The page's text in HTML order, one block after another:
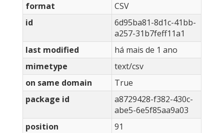
format
CSV
id
6d95ba81-8d1c-41bb-
a257-31b7feff11a1
last modified
há mais de 1 ano
mimetype
text/csv
on same domain
True
package id
a8729428-f382-430c-
abe5-6e5f85aa9a03
position
91